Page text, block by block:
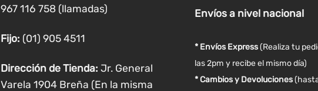
página
producto
página
producto
967 116 758 (llamadas)
Fijo: (01) 905 4511
Dirección de Tienda: Jr. General
Varela 1904 Breña (En la misma
Envíosa nivel nacional
* Envíos Express(Realiza tu
las 2pm y recibe el mismo día)
* Cambios y Devoluciones